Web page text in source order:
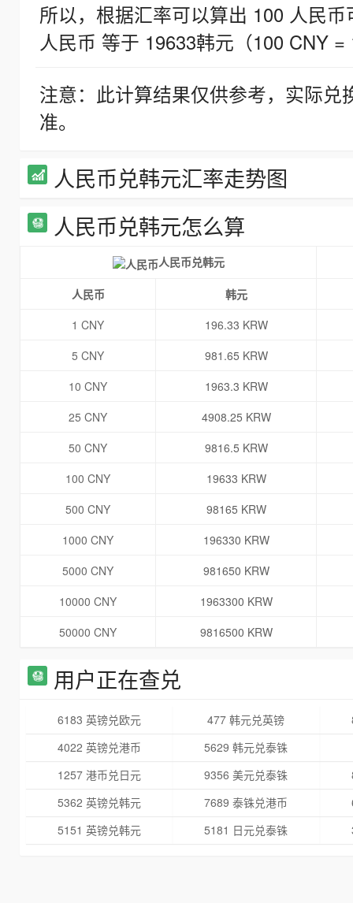
所以，根据汇率可以算出 100 人民
人民币 等于 19633韩元（100 CNY =
注意：此计算结果仅供参考，实际
准。
人民币兑韩元汇率走势图
人民币兑韩元怎么算
人民币兑韩元
人民币
韩元
1 CNY
196.33 KRW
5 CNY
981.65 KRW
10 CNY
1963.3 KRW
25 CNY
4908.25 KRW
50 CNY
9816.5 KRW
100 CNY
19633 KRW
500 CNY
98165 KRW
1000 CNY
196330 KRW
5000 CNY
981650 KRW
10000 CNY
1963300 KRW
50000 CNY
9816500 KRW
用户正在查兑
6183 英镑兑欧元 477 韩元兑英镑
4022 英镑兑港币
5629 韩元兑泰铢
1257 港币兑日元
9356 美元兑泰铢
5362 英镑兑韩元
7689 泰铢兑港币
5151 英镑兑韩元
5181 日元兑泰铢